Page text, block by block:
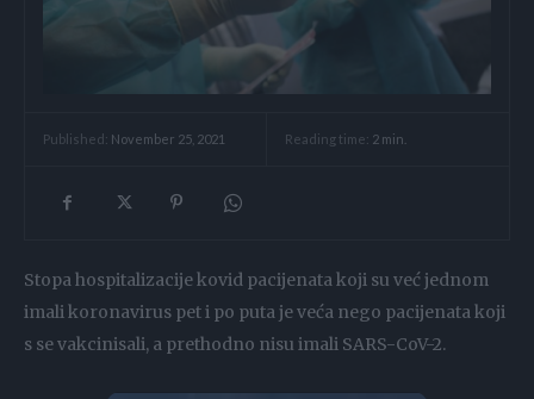
Published: November 25, 2021 Reading time: 2 min.
Stopa hospitalizacije kovid pacijenata koji su već jednom
imali koronavirus pet i po puta je veća nego pacijenata koji
s se vakcinisali, a prethodno nisu imali SARS-CoV-2.